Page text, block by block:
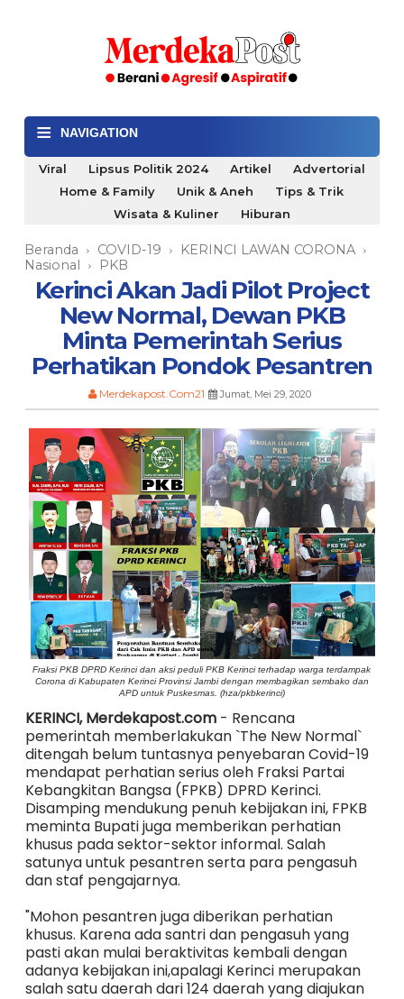
≡ NAVIGATION
Viral Lipsus Politik 2024 Artikel
Advertorial
Home & Family
Unik & Aneh
Tips & Trik
Wisata & Kuliner
Hiburan
Beranda › COVID-19 › KERINCI LAWAN CORONA ›
Nasional › PKB
Kerinci Akan Jadi Pilot Project
New Normal, Dewan PKB
Minta Pemerintah Serius
Perhatikan Pondok Pesantren
Merdekapost.Com21 Jumat, Mei 29, 2020
Fraksi PKB DPRD Kerinci dan aksi peduli PKB Kerinci terhadap warga terdampak
Corona di Kabupaten Kerinci Provinsi Jambi dengan membagikan sembako dan
APD untuk Puskesmas. (hza/pkbkerinci)
KERINCI, Merdekapost.com - Rencana
pemerintah memberlakukan `The New Normal`
ditengah belum tuntasnya penyebaran Covid-19
mendapat perhatian serius oleh Fraksi Partai
Kebangkitan Bangsa (FPKB) DPRD Kerinci.
Disamping mendukung penuh kebijakan ini, FPKB
meminta Bupati juga memberikan perhatian
khusus pada sektor-sektor informal. Salah
satunya untuk pesantren serta para pengasuh
dan staf pengajarnya.
"Mohon pesantren juga diberikan perhatian
khusus. Karena ada santri dan pengasuh yang
pasti akan mulai beraktivitas kembali dengan
adanya kebijakan ini,apalagi Kerinci merupakan
salah satu daerah dari 124 daerah yang diajukan